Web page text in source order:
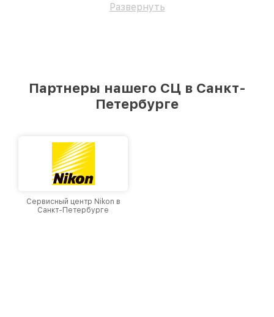
Развернуть
Партнеры нашего СЦ в Санкт-
Петербурге
Сервисный центр Nikon в
Санкт-Петербурге